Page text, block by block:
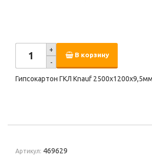
+
-
В корзину
Гипсокартон ГКЛ Knauf
Артикул: 469629